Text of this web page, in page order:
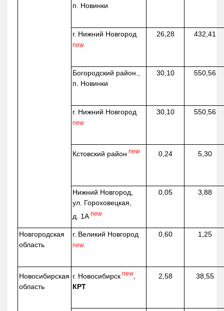
п. Новинки
г. Нижний Новгород
new
26,28 432,41
Богородский район.,
п. Новинки
30,10 550,56
г. Нижний Новгород
new
30,10 550,56
Кстовский район new 0,24 5,30
Нижний Новгород,
ул. Гороховецкая,
д. 1А new
0,05 3,88
Новгородская
область
г. Великий Новгород
new
0,60 1,25
Новосибирская
область
г. Новосибирск new
КРТ
2,58 38,55